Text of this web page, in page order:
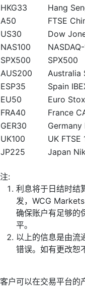
HKG33
Hang
A50
FTSE
US30
Dow
NAS100
SPX500
SPX500
AUS200
Australia
ESP35
Spain
EU50
Euro
FRA40
France
GER30
UK100
UK
JP225
Japan
注:
利息将于日结时结
发，WCG
确保账户有足够的
平。
以上的信息是由流
错误。如有更改恕
客户可以在交易平台的